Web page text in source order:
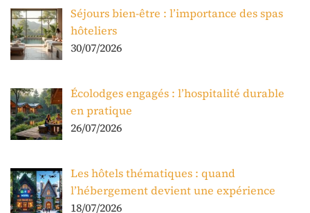
Séjours bien-être : l’importance des spas
hôteliers
30/07/2026
Écolodges engagés : l’hospitalité durable
en pratique
26/07/2026
Les hôtels thématiques : quand
l’hébergement devient une expérience
18/07/2026